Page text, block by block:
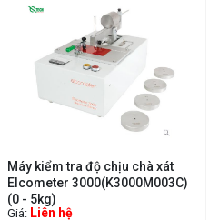
Máy kiểm tra độ chịu chà xát
Elcometer 3000(K3000M003C)
(0 - 5kg)
Giá: Liên hệ